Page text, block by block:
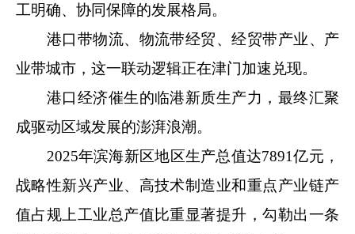
工明确、协同保障的发展格局。
港口带物流、物流带经贸、经贸带产业、产
业带城市，这一联动逻辑正在津门加速兑现。
港口经济催生的临港新质生产力，最终汇聚
成驱动区域发展的澎湃浪潮。
2025年滨海新区地区生产总值达7891亿元，
战略性新兴产业、高技术制造业和重点产业链产
值占规上工业总产值比重显著提升，勾勒出一条